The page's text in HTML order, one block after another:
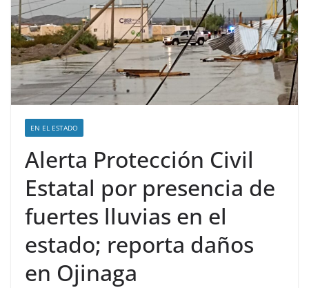
EN EL ESTADO
Alerta Protección Civil
Estatal por presencia de
fuertes lluvias en el
estado; reporta daños
en Ojinaga